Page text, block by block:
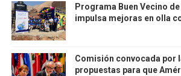
Programa Buen Vecino
impulsa mejoras en olla
Comisión convocada por
propuestas para que